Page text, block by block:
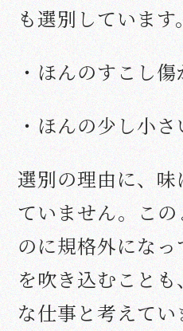
も選別しています
・ほんのすこし
・ほんの少し小さ
選別の理由に、
ていません。こ
のに規格外にな
を吹き込むこと
な仕事と考えて